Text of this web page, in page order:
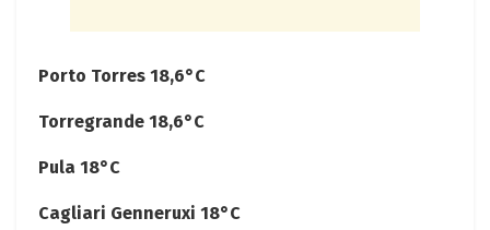
Porto Torres 18,6°C
Torregrande 18,6°C
Pula 18°C
Cagliari Genneruxi 18°C